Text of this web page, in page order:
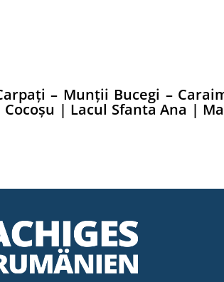
– Munții Bucegi –
| Lacul Sfanta Ana |